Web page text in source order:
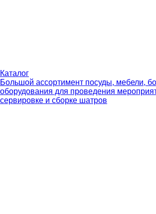
Каталог
Большой ассортимент посуды, мебели,
оборудования для проведения
сервировке и сборке шатров